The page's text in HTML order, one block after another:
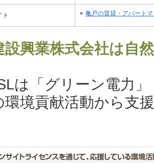
ト 亀戸の賃貸・アパート
設興業株式会社は自
は「グリーン電力
環境貢献活動から支